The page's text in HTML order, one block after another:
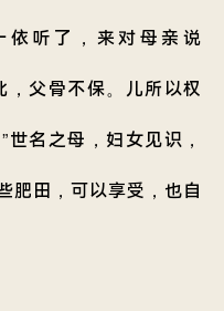
听了，来对母亲说
，父骨不保。儿所以权
名之母，妇女见识，
肥田，可以享受，也自